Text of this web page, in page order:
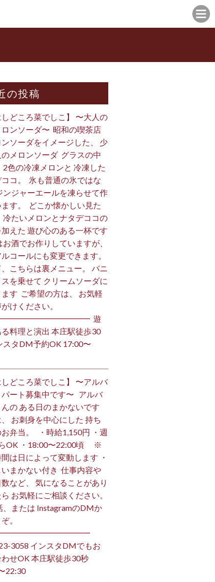
の投稿
しどころ菜でしこ】 〜大人の
ンソーダ〜 ⁡ 昭和の喫茶店
ソーダをイメージした、 少
のメロンソーダ ⁡ グラスの中
2色の冷凍メロンと 冷凍した
コ。 ⁡ 氷も普通の氷ではな
ンジャーエールを凍らせて作
す。 ⁡ どこか懐かしい見た
冷たいメロンとナタデココの
えた 遊び心のある一杯です
お酒でお作りしていますが、
ルコールにも変更できます。
こちらは裏メニュー。 バニ
を乗せて クリームソーダに
ます ⁡ ご希望の方は、 お気軽
けください。
遊
料理と演出 本庄駅徒歩30
スタDM予約OK 17:00〜
しどころ菜でしこ】 〜アルバ
ート募集中です〜 ⁡ ⁡ アルバ
の ある日のまかないです
お刺身を中心にした 持ち
弁当。 ⁡ ⁡ ・時給1,150円 ・週
OK ・18:00〜22:00頃 ※
は日によって変動します ・
まかない付き ⁡ 仕事内容や
など、 気になることがあり
お気軽にご相談ください。
、または InstagramのDMか
。
3058 インスタDMでもお
せOK 本庄駅徒歩30秒
22:30